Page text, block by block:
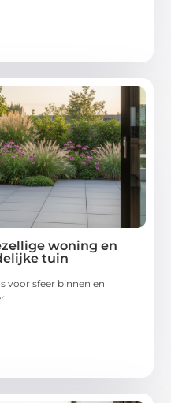
woning en
tuin
voor sfeer binnen en